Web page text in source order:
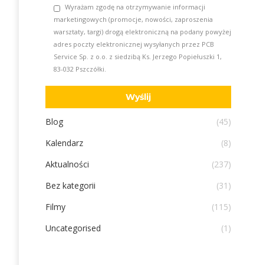
Wyrażam zgodę na otrzymywanie informacji
marketingowych (promocje, nowości, zaproszenia
warsztaty, targi) drogą elektroniczną na podany powyżej
adres poczty elektronicznej wysyłanych przez PCB
Service Sp. z o.o. z siedzibą Ks. Jerzego Popiełuszki 1,
83-032 Pszczółki.
Blog
(45)
Kalendarz
(8)
Aktualności
(237)
Bez kategorii
(31)
Filmy
(115)
Uncategorised
(1)